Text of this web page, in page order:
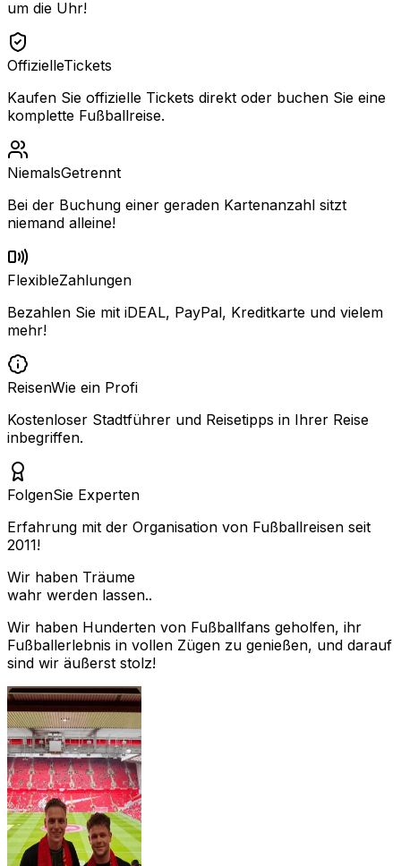
um die Uhr!
OffizielleTickets
Kaufen Sie offizielle Tickets direkt oder buchen Sie eine
komplette Fußballreise.
NiemalsGetrennt
Bei der Buchung einer geraden Kartenanzahl sitzt
niemand alleine!
FlexibleZahlungen
Bezahlen Sie mit iDEAL, PayPal, Kreditkarte und vielem
mehr!
ReisenWie ein Profi
Kostenloser Stadtführer und Reisetipps in Ihrer Reise
inbegriffen.
FolgenSie Experten
Erfahrung mit der Organisation von Fußballreisen seit
2011!
Wir haben Träume
wahr werden lassen..
Wir haben Hunderten von Fußballfans geholfen, ihr
Fußballerlebnis in vollen Zügen zu genießen, und darauf
sind wir äußerst stolz!